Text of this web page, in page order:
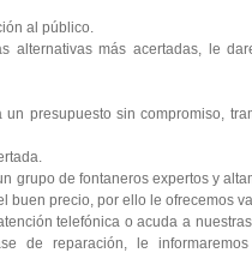
al público.
alternativas más acertadas, le
presupuesto sin compromiso,
grupo de fontaneros expertos y
precio, por ello le ofrecemos
telefónica o acuda a
de reparación, le